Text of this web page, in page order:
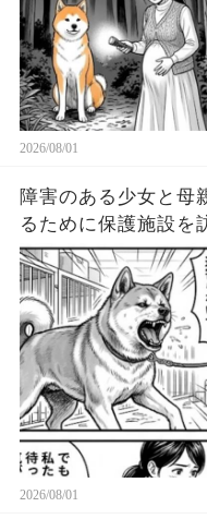
2026/08/01
障害のある少女と母
るために保護施設
ったその日、信じら
2026/08/01